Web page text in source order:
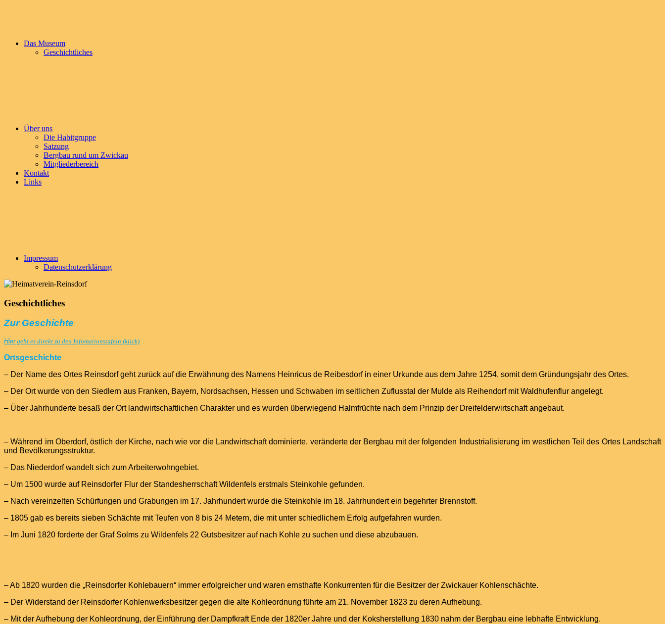
Das Museum
Geschichtliches
Über uns
Die Habitgruppe
Satzung
Bergbau rund um Zwickau
Mitgliederbereich
Kontakt
Links
Impressum
Datenschutzerklärung
Geschichtliches
Zur Geschichte
Hiergeht es direkt zu den Infomationstafeln (klick)
Ortsgeschichte
– Der Name des Ortes Reinsdorf geht zurück auf die Erwähnung des Namens Heinricus de Reibesdorf in einer Urkunde aus dem Jahre 1254, somit dem Gründungsjahr des Ortes.
– Der Ort wurde von den Siedlern aus Franken, Bayern, Nordsachsen, Hessen und Schwaben im seitlichen Zuflusstal der Mulde als Reihendorf mit Waldhufenflur angelegt.
– Über Jahrhunderte besaß der Ort landwirtschaftlichen Charakter und es wurden überwiegend Halmfrüchte nach dem Prinzip der Dreifelderwirtschaft angebaut.
– Während im Oberdorf, östlich der Kirche, nach wie vor die Landwirtschaft dominierte, veränderte der Bergbau mit der folgenden Industrialisierung im westlichen Teil des Ortes Landschaft
und Bevölkerungsstruktur.
– Das Niederdorf wandelt sich zum Arbeiterwohngebiet.
– Um 1500 wurde auf Reinsdorfer Flur der Standesherrschaft Wildenfels erstmals Steinkohle gefunden.
– Nach vereinzelten Schürfungen und Grabungen im 17. Jahrhundert wurde die Steinkohle im 18. Jahrhundert ein begehrter Brennstoff.
– 1805 gab es bereits sieben Schächte mit Teufen von 8 bis 24 Metern, die mit unter schiedlichem Erfolg aufgefahren wurden.
– Im Juni 1820 forderte der Graf Solms zu Wildenfels 22 Gutsbesitzer auf nach Kohle zu suchen und diese abzubauen.
– Ab 1820 wurden die „Reinsdorfer Kohlebauern“ immer erfolgreicher und waren ernsthafte Konkurrenten für die Besitzer der Zwickauer Kohlenschächte.
– Der Widerstand der Reinsdorfer Kohlenwerksbesitzer gegen die alte Kohleordnung führte am 21. November 1823 zu deren Aufhebung.
– Mit der Aufhebung der Kohleordnung, der Einführung der Dampfkraft Ende der 1820er Jahre und der Koksherstellung 1830 nahm der Bergbau eine lebhafte Entwicklung.